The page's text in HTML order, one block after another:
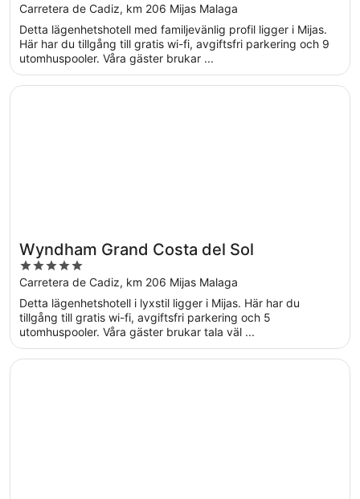
out
of
5
Carretera de Cadiz, km 206 Mijas Malaga
Detta lägenhetshotell med familjevänlig profil ligger i Mijas.
Här har du tillgång till gratis wi-fi, avgiftsfri parkering och 9
utomhuspooler. Våra gäster brukar ...
Wyndham Grand Costa del Sol
5
out
of
5
Carretera de Cadiz, km 206 Mijas Malaga
Detta lägenhetshotell i lyxstil ligger i Mijas. Här har du
tillgång till gratis wi-fi, avgiftsfri parkering och 5
utomhuspooler. Våra gäster brukar tala väl ...
Öppnas i ett nytt fönster
Wyndham Grand Costa del Sol
Öppnas i ett nytt fönster
La Zambra Resort Mijas - Marbella The Unbound